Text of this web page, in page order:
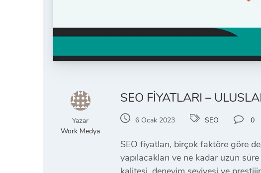
Yazar
Work Medya
SEO FIYATLARI –
6 Ocak 2023 SEO 0
SEO fiyatları, birçok faktöre göre
yapılacakları ve ne kadar uzun